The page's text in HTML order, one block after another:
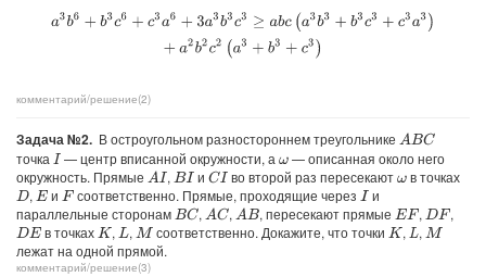
b6+b3 c6 +c3a6+3a3b3 c3 ≥abc(a3b 3+ b3c3 +c3a3 )+a2b2c 2(a3+b3+
комментарий/решение(2)
Задача №2. В остроугольном разностороннем треугольнике ABC
точка I — центр вписанной окружности, аω— описанная около него
окружность. Прямые AI , BI и CI во второй раз пересекаютωв точках
D , E и F соответственно. Прямые, проходящие через I и
параллельные сторонамBC , AC , AB , пересекают прямые EF , DF ,
DE в точкахK , L , M соответственно. Докажите, что точки K , L , M
лежат на одной прямой.
комментарий/решение(3)